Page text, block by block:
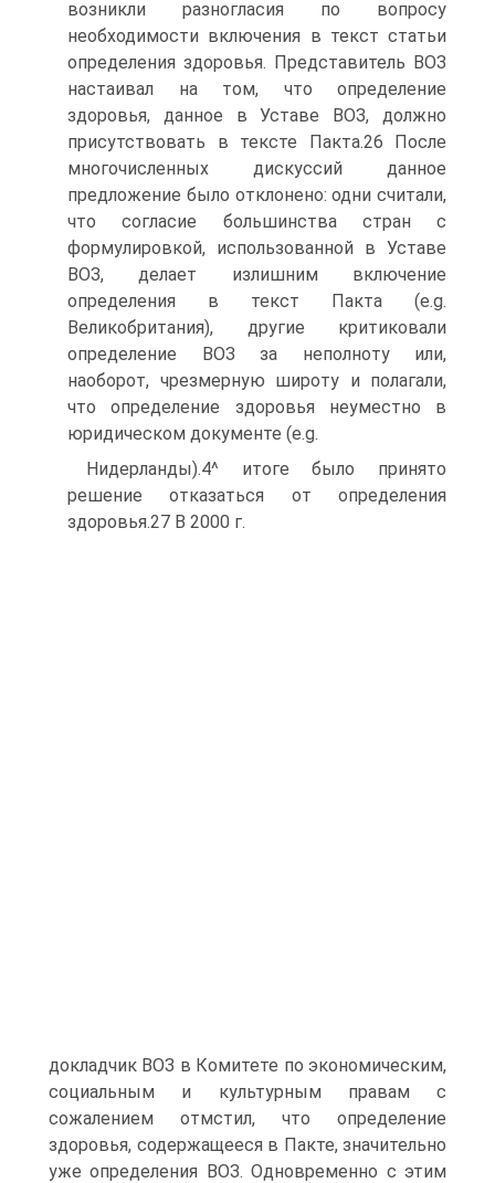
возникли разногласия по вопросу
необходимости включения в текст статьи
определения здоровья. Представитель ВОЗ
настаивал на том, что определение
здоровья, данное в Уставе ВОЗ, должно
присутствовать в тексте Пакта.26 После
многочисленных дискуссий данное
предложение было отклонено: одни считали,
что согласие большинства стран с
формулировкой, использованной в Уставе
ВОЗ, делает излишним включение
определения в текст Пакта (e.g.
Великобритания), другие критиковали
определение ВОЗ за неполноту или,
наоборот, чрезмерную широту и полагали,
что определение здоровья неуместно в
юридическом документе (e.g.
Нидерланды).4^ итоге было принято
решение отказаться от определения
здоровья.27 В 2000 г.
докладчик ВОЗ в Комитете по экономическим,
социальным и культурным правам с
сожалением отмстил, что определение
здоровья, содержащееся в Пакте, значительно
уже определения ВОЗ. Одновременно с этим